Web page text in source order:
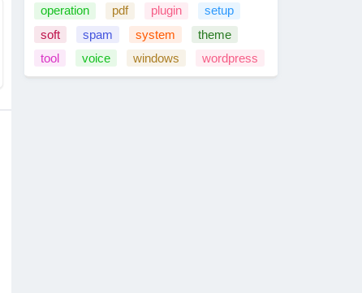
operation
pdf plugin
setup
soft
spam system
theme
tool
voice windows wordpress